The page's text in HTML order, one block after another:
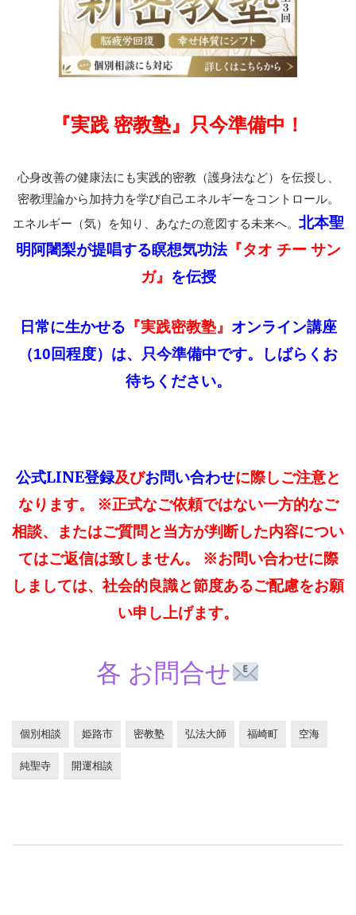
『実践 密教塾』只今準備中！
心身改善の健康法にも実践的密教（護身法など）を伝授し、
密教理論から加持力を学び自己エネルギーをコントロール。
エネルギー（気）を知り、あなたの意図する未来へ。 北本聖
明阿闍梨が提唱する瞑想気功法『タオ チー サン
ガ』 を伝授
日常に生かせる 『実践密教塾』 オンライン講座
（10回程度） は、只今準備中です。しばらくお
待ちください。
公式LINE登録及びお問い合わせに際しご注意と
なります。 ※正式なご依頼ではない一方的なご
相談、またはご質問と当方が判断した内容につい
てはご返信は致しません。 ※お問い合わせに際
しましては、社会的良識と節度あるご配慮をお願
い申し上げます。
各 お問合せ
個別相談 姫路市 密教塾 弘法大師 福崎町 空海
純聖寺 開運相談